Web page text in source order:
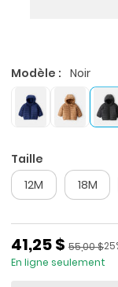
Modèle : Noir
Taille
12M 18M
Prix de solde
41,25 $ Prix ​​de
55,00 $
En ligne seulement